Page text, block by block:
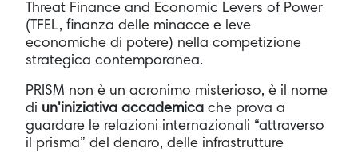
Threat Finance and Economic Levers of Power
(TFEL, finanza delle minacce e leve
economiche di potere) nella competizione
strategica contemporanea.
PRISM non è un acronimo misterioso, è il nome
di un'iniziativa accademica che prova a
guardare le relazioni internazionali “attraverso
il prisma” del denaro, delle infrastrutture